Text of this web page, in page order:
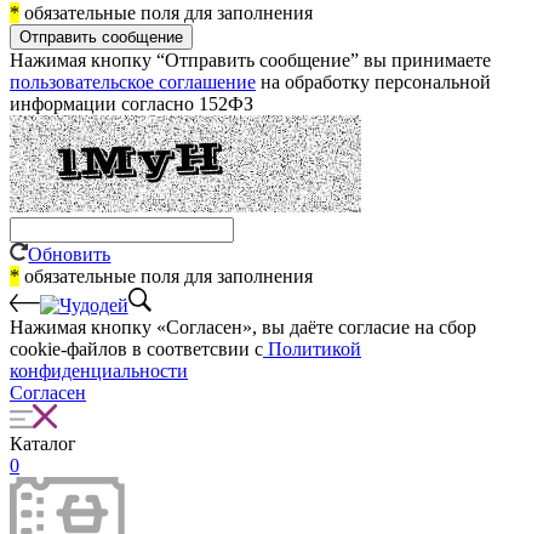
* обязательные поля для заполнения
Отправить сообщение
Нажимая кнопку “Отправить сообщение” вы принимаете
пользовательское соглашение на обработку персональной
информации согласно 152ФЗ
Обновить
* обязательные поля для заполнения
Нажимая кнопку «Согласен», вы даёте cогласие на сбор
cookie-файлов в соответсвии с Политикой
конфиденциальности
Согласен
Каталог
0